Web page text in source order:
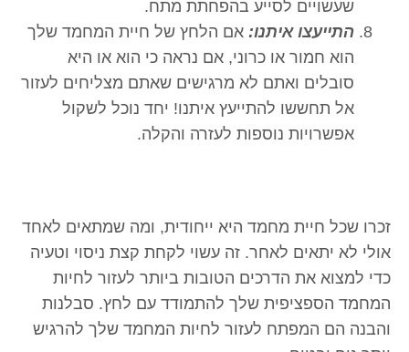
שעשויים לסייע בהפחתת מתח.
התייעצו איתנו: אם הלחץ של חיית המחמד שלך
הוא חמור או כרוני, אם נראה כי הוא או היא
סובלים ואתם לא מרגישים שאתם מצליחים לעזור
אל תחששו להתייעץ איתנו! יחד נוכל לשקול
אפשרויות נוספות לעזרה והקלה.
זכרו שכל חיית מחמד היא ייחודית, ומה שמתאים לאחד
אולי לא יתאים לאחר. זה עשוי לקחת קצת ניסוי וטעיה
כדי למצוא את הדרכים הטובות ביותר לעזור לחיות
המחמד הספציפית שלך להתמודד עם לחץ. סבלנות
והבנה הם המפתח לעזור לחיות המחמד שלך להרגיש